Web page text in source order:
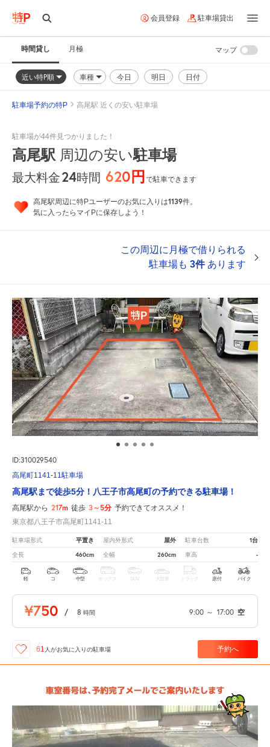
会員登録 駐車場貸出
時間貸し 月極
近い特P順 車種 今日 明日 日付
マップ
駐車場予約の特P 高尾駅 近くの安い駐車場
駐車場が44件見つかりました！
高尾駅 周辺の安い駐車場
最大料金24時間 620円で駐車できます
高尾駅周辺に特Pユーザーのお気に入りは1139件。
気に入ったらマイPに保存しよう！
この周辺に月極で借りられる
駐車場も 3件あります
ID:310029540
高尾町1141-11駐車場
高尾駅まで徒歩5分！八王子市高尾町の予約できる駐車場！
高尾駅から 217m 徒歩 3～5分 予約できてオススメ！
東京都八王子市高尾町1141-11
駐車場形式 平置き 屋内外形式 屋外 駐車台数 1台
全長 460cm 全幅 260cm 車高 -
軽 コ 中型 ボックス SUV 大型車 トラック 原付 バイク
¥750 / 8 時間 9:00 ～ 17:00 空
61 人がお気に入りの駐車場 予約へ